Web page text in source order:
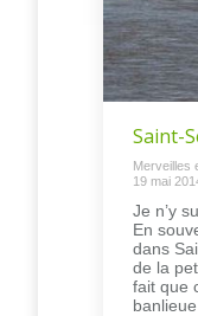
Saint-
Merveilles
19 mai
Je n’y
En
dans
de la
fait que